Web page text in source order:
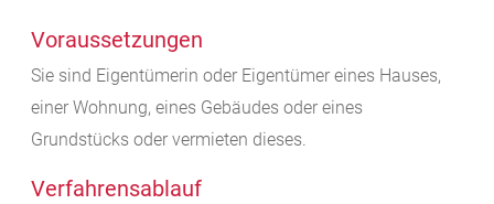
Voraussetzungen
Sie sind Eigentümerin oder Eigentümer eines Hauses,
einer Wohnung, eines Gebäudes oder eines
Grundstücks oder vermieten dieses.
Verfahrensablauf